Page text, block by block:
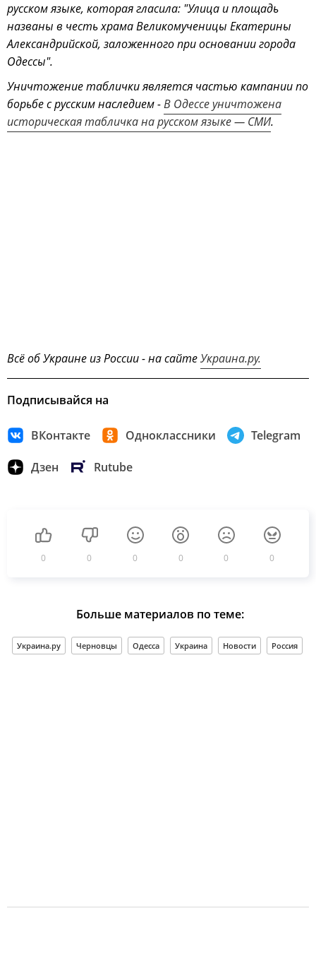
русском языке, которая гласила: "Улица и площадь
названы в честь храма Великомученицы Екатерины
Александрийской, заложенного при основании города
Одессы".
Уничтожение таблички является частью кампании по
борьбе с русским наследием -В Одессе уничтожена
историческая табличка на русском языке — СМИ.
Всё об Украине из России - на сайтеУкраина.ру.
Подписывайся на
ВКонтакте Одноклассники Telegram
Дзен Rutube
0 0 0 0 0 0
Больше материалов по теме:
Украина.ру Черновцы Одесса Украина Новости Россия